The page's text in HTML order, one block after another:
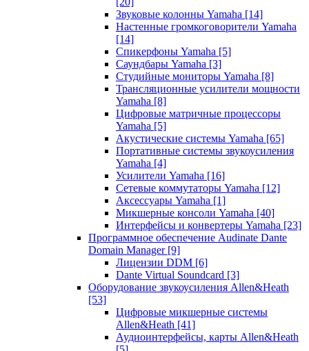
Звуковые колонны Yamaha [14]
Настенные громкоговорители Yamaha
[14]
Спикерфоны Yamaha [5]
Саундбары Yamaha [3]
Студийные мониторы Yamaha [8]
Трансляционные усилители мощности
Yamaha [8]
Цифровые матричные процессоры
Yamaha [5]
Акустические системы Yamaha [65]
Портативные системы звукоусиления
Yamaha [4]
Усилители Yamaha [16]
Сетевые коммутаторы Yamaha [12]
Аксессуары Yamaha [1]
Микшерные консоли Yamaha [40]
Интерфейсы и конвертеры Yamaha [23]
Программное обеспечение Audinate Dante
Domain Manager [9]
Лицензии DDM [6]
Dante Virtual Soundcard [3]
Оборудование звукоусиления Allen&Heath
[53]
Цифровые микшерные системы
Allen&Heath [41]
Аудиоинтерфейсы, карты Allen&Heath